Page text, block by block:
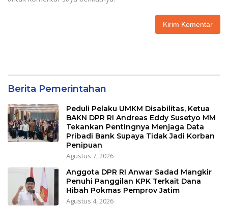
Berita Pemerintahan
Peduli Pelaku UMKM Disabilitas, Ketua
BAKN DPR RI Andreas Eddy Susetyo MM
Tekankan Pentingnya Menjaga Data
Pribadi Bank Supaya Tidak Jadi Korban
Penipuan
Agustus 7, 2026
Anggota DPR RI Anwar Sadad Mangkir
Penuhi Panggilan KPK Terkait Dana
Hibah Pokmas Pemprov Jatim
Agustus 4, 2026